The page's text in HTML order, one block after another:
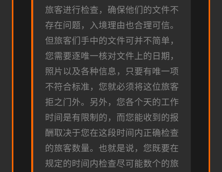
旅客进行检查，确保他们的文件不
存在问题，入境理由也合理可信。
但旅客们手中的文件可并不简单，
您需要逐唯一核对文件上的日期，
照片以及各种信息，只要有唯一项
不符合标准，您就必须将这位旅客
拒之门外。另外，您各个天的工作
时间是有限制的，而您能收到的报
酬取决于您在这段时间内正确检查
的旅客数量。也就是说，您既要在
规定的时间内检查尽可能数个的旅